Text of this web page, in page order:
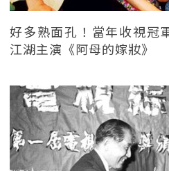
好多熟面孔！當年收視冠
江湖主演《阿母的嫁妝》